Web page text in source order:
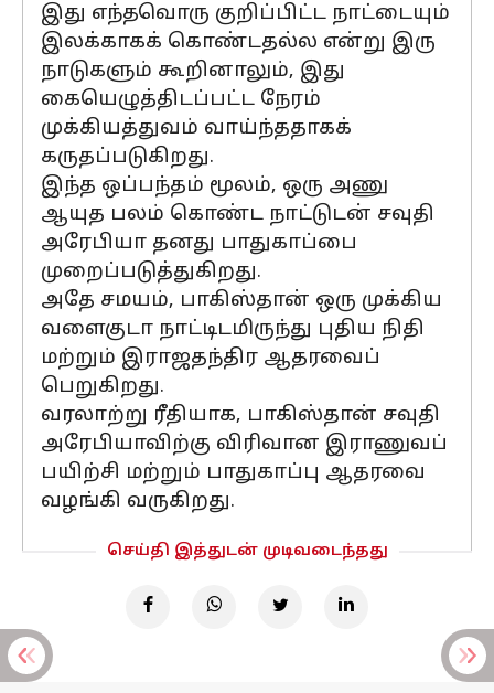
இது எந்தவொரு குறிப்பிட்ட நாட்டையும்
இலக்காகக் கொண்டதல்ல என்று இரு
நாடுகளும் கூறினாலும், இது
கையெழுத்திடப்பட்ட நேரம்
முக்கியத்துவம் வாய்ந்ததாகக்
கருதப்படுகிறது.
இந்த ஒப்பந்தம் மூலம், ஒரு அணு
ஆயுத பலம் கொண்ட நாட்டுடன் சவுதி
அரேபியா தனது பாதுகாப்பை
முறைப்படுத்துகிறது.
அதே சமயம், பாகிஸ்தான் ஒரு முக்கிய
வளைகுடா நாட்டிடமிருந்து புதிய நிதி
மற்றும் இராஜதந்திர ஆதரவைப்
பெறுகிறது.
வரலாற்று ரீதியாக, பாகிஸ்தான் சவுதி
அரேபியாவிற்கு விரிவான இராணுவப்
பயிற்சி மற்றும் பாதுகாப்பு ஆதரவை
வழங்கி வருகிறது.
செய்தி இத்துடன் முடிவடைந்தது